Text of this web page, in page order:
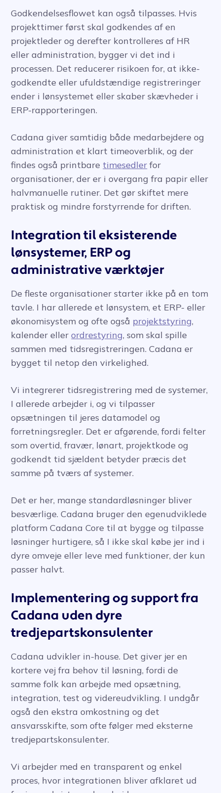
Godkendelsesflowet kan også tilpasses. Hvis
projekttimer først skal godkendes af en
projektleder og derefter kontrolleres af HR
eller administration, bygger vi det ind i
processen. Det reducerer risikoen for, at ikke-
godkendte eller ufuldstændige registreringer
ender i lønsystemet eller skaber skævheder i
ERP-rapporteringen.
Cadana giver samtidig både medarbejdere og
administration et klart timeoverblik, og der
findes også printbare timesedler for
organisationer, der er i overgang fra papir eller
halvmanuelle rutiner. Det gør skiftet mere
praktisk og mindre forstyrrende for driften.
Integration til eksisterende
lønsystemer, ERP og
administrative værktøjer
De fleste organisationer starter ikke på en tom
tavle. I har allerede et lønsystem, et ERP- eller
økonomisystem og ofte også projektstyring,
kalender ellerordrestyring, som skal spille
sammen med tidsregistreringen. Cadana er
bygget til netop den virkelighed.
Vi integrerer tidsregistrering med de systemer,
I allerede arbejder i, og vi tilpasser
opsætningen til jeres datamodel og
forretningsregler. Det er afgørende, fordi felter
som overtid, fravær, lønart, projektkode og
godkendt tid sjældent betyder præcis det
samme på tværs af systemer.
Det er her, mange standardløsninger bliver
besværlige. Cadana bruger den egenudviklede
platform Cadana Core til at bygge og tilpasse
løsninger hurtigere, så I ikke skal købe jer ind i
dyre omveje eller leve med funktioner, der kun
passer halvt.
Implementering og support fra
Cadana uden dyre
tredjepartskonsulenter
Cadana udvikler in-house. Det giver jer en
kortere vej fra behov til løsning, fordi de
samme folk kan arbejde med opsætning,
integration, test og videreudvikling. I undgår
også den ekstra omkostning og det
ansvarsskifte, som ofte følger med eksterne
tredjepartskonsulenter.
Vi arbejder med en transparent og enkel
proces, hvor integrationen bliver afklaret ud